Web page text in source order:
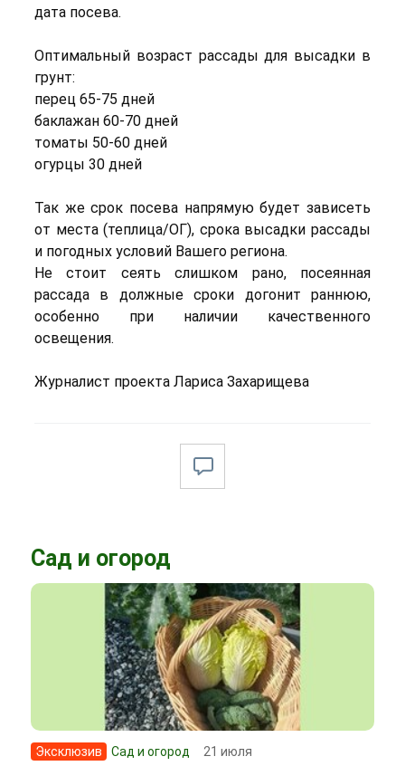
дата посева.
Оптимальный возраст рассады для высадки в
грунт:
перец 65-75 дней
баклажан 60-70 дней
томаты 50-60 дней
огурцы 30 дней
Так же срок посева напрямую будет зависеть
от места (теплица/ОГ), срока высадки рассады
и погодных условий Вашего региона.
Не стоит сеять слишком рано, посеянная
рассада в должные сроки догонит раннюю,
особенно при наличии качественного
освещения.
Журналист проекта Лариса Захарищева
Сад и огород
Эксклюзив Сад и огород 21 июля